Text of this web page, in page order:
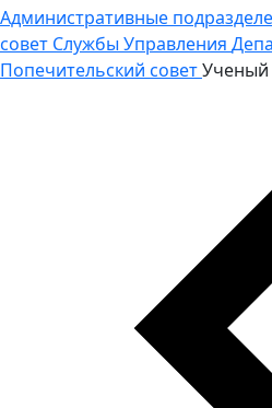
Административные
совет Службы Управления
Попечительский советУченый